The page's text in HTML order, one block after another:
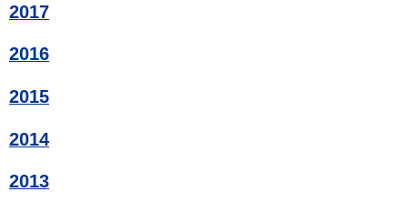
2017
2016
2015
2014
2013